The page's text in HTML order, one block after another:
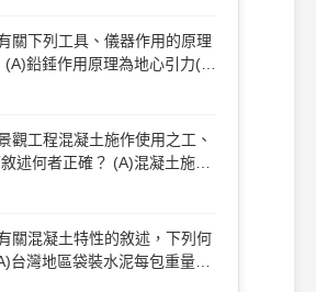
關下列工具、儀器作用的原理
(A)鉛錘作用原理為地心引力(B)
作用原理是浮力 (C)墨斗的作
觀工程混凝土施作使用之工、
述何者正確？ (A)混凝土施作
最常用鋼捲尺 (B)坍度模具平
坍度試驗所使用之搗棒，其
混凝土舖面初凝前可使用
關混凝土特性的敘述，下列何
台灣地區袋裝水泥每包重量為
因進行水化而逐漸失去塑